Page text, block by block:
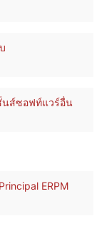
นส์ซอฟท์แวร์อื่น
ERPM